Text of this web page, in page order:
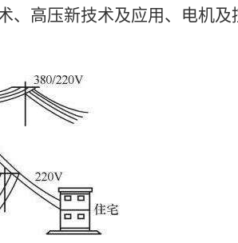
、高压新技术及应用、电机及